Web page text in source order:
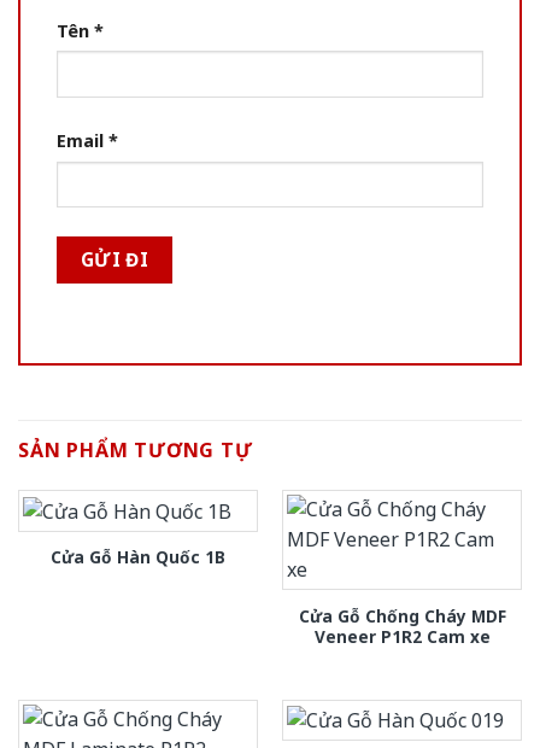
Tên *
Email *
SẢN PHẨM TƯƠNG TỰ
Cửa Gỗ Hàn Quốc 1B
Cửa Gỗ Chống Cháy MDF
Veneer P1R2 Cam xe